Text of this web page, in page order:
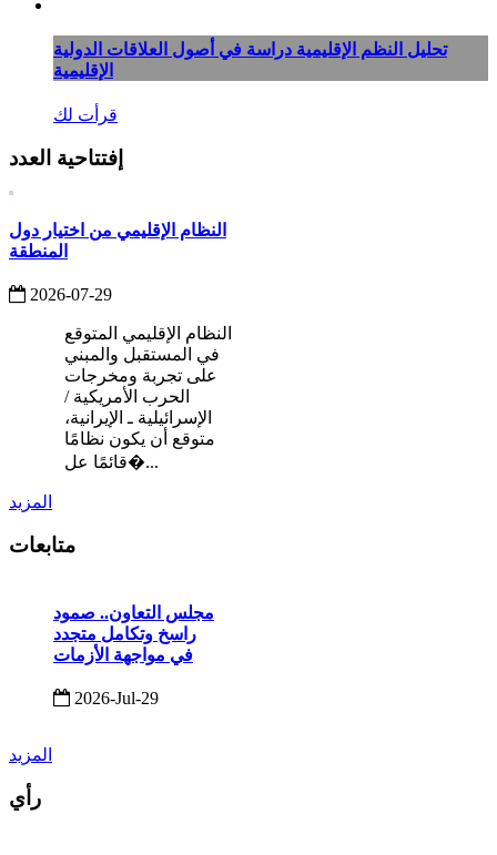
تحليل النظم الإقليمية دراسة في أصول العلاقات الدولية
الإقليمية
قرأت لك
إفتتاحية العدد
النظام الإقليمي من اختيار دول
المنطقة
2026-07-29
النظام الإقليمي المتوقع
في المستقبل والمبني
على تجربة ومخرجات
الحرب الأمريكية /
الإسرائيلية ـ الإيرانية،
متوقع أن يكون نظامًا
قائمًا عل�...
المزيد
متابعات
مجلس التعاون.. صمود
راسخ وتكامل متجدد
في مواجهة الأزمات
2026-Jul-29
المزيد
رأي